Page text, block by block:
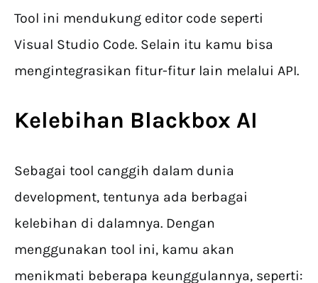
Tool ini mendukung editor code seperti
Visual Studio Code. Selain itu kamu bisa
mengintegrasikan fitur-fitur lain melalui API.
Kelebihan Blackbox AI
Sebagai tool canggih dalam dunia
development, tentunya ada berbagai
kelebihan di dalamnya. Dengan
menggunakan tool ini, kamu akan
menikmati beberapa keunggulannya, seperti: